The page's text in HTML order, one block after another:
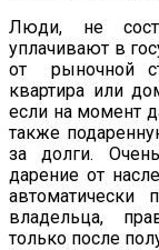
Люди, не
уплачивают в
от рыночной
квартира или
если на момент
также
за долги.
дарение от
автоматически
владельца,
только после